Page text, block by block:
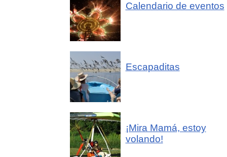
Calendario de eventos
Escapaditas
¡Mira Mamá, estoy
volando!